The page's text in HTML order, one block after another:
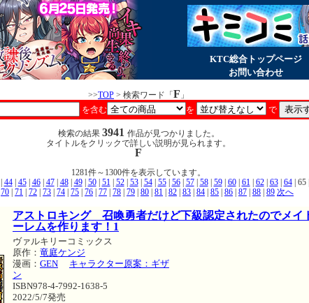
KTC総合トップページ
お問い合わせ
>>TOP > 検索ワード「 F 」
を含む
を で
検索の結果 3941 作品が見つかりました。
タイトルをクリックで詳しい説明が見られます。
F
1281件～1300件を表示しています。
44| 45| 46| 47| 48| 49| 50| 51| 52| 53| 54| 55| 56| 57| 58| 59| 60| 61| 62| 63| 64| 65
70 71 72 73 74 75 76 77 78 79 80 81 82 83 84 85 86 87 88 89 次へ
アストロキング 召喚勇者だけど下級認定されたのでメイ
ーレムを作ります！1
ヴァルキリーコミックス
原作： 竜庭ケンジ
漫画： GEN
キャラクター原案：ギザ
ン
ISBN978-4-7992-1638-5
2022/5/7発売